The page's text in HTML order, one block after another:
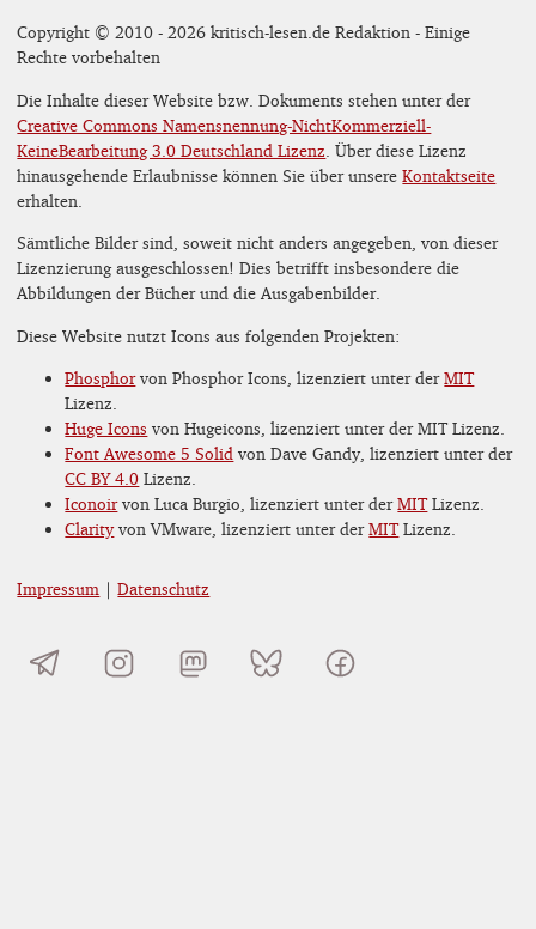
Copyright © 2010 - 2026 kritisch-lesen.de Redaktion - Einige
Rechte vorbehalten
Die Inhalte dieser Website bzw. Dokuments stehen unter der
Creative Commons Namensnennung-NichtKommerziell-
KeineBearbeitung 3.0 Deutschland Lizenz . Über diese Lizenz
hinausgehende Erlaubnisse können Sie über unsereKontaktseite
erhalten.
Sämtliche Bilder sind, soweit nicht anders angegeben, von dieser
Lizenzierung ausgeschlossen! Dies betrifft insbesondere die
Abbildungen der Bücher und die Ausgabenbilder.
Diese Website nutzt Icons aus folgenden Projekten:
Phosphorvon Phosphor Icons, lizenziert unter derMIT
Lizenz.
Huge Icons von Hugeicons, lizenziert unter der MIT Lizenz.
Font Awesome 5 Solid von Dave Gandy, lizenziert unter der
CC BY 4.0 Lizenz.
Iconoirvon Luca Burgio, lizenziert unter derMITLizenz.
Clarityvon VMware, lizenziert unter derMITLizenz.
Impressum |Datenschutz